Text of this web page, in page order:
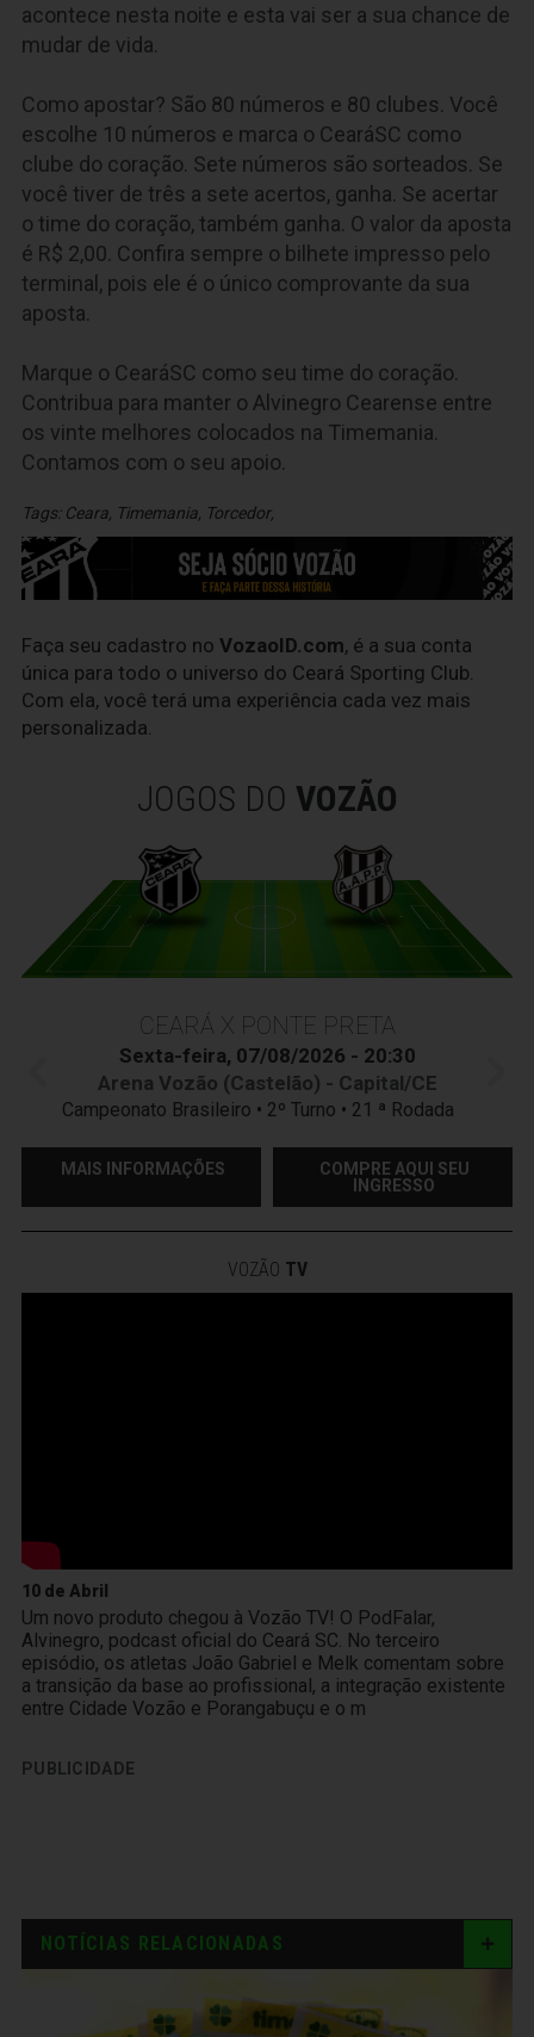
acontece nesta noite e esta vai ser a sua chance de
mudar de vida.
Como apostar? São 80 números e 80 clubes. Você
escolhe 10 números e marca o CearáSC como
clube do coração. Sete números são sorteados. Se
você tiver de três a sete acertos, ganha. Se acertar
o time do coração, também ganha. O valor da aposta
é R$ 2,00. Confira sempre o bilhete impresso pelo
terminal, pois ele é o único comprovante da sua
aposta.
Marque o CearáSC como seu time do coração.
Contribua para manter o Alvinegro Cearense entre
os vinte melhores colocados na Timemania.
Contamos com o seu apoio.
Tags: Ceara, Timemania, Torcedor,
Faça seu cadastro no VozaoID.com, é a sua conta
única para todo o universo do Ceará Sporting Club.
Com ela, você terá uma experiência cada vez mais
personalizada.
JOGOS DO VOZÃO
CEARÁ X PONTE PRETA
Sexta-feira, 07/08/2026 - 20:30
Arena Vozão (Castelão) - Capital/CE
Campeonato Brasileiro • 2º Turno • 21 ª Rodada
MAIS INFORMAÇÕES
COMPRE AQUI SEU
INGRESSO
VOZÃO TV
10 de Abril
Um novo produto chegou à Vozão TV! O PodFalar,
Alvinegro, podcast oficial do Ceará SC. No terceiro
episódio, os atletas João Gabriel e Melk comentam sobre
a transição da base ao profissional, a integração existente
entre Cidade Vozão e Porangabuçu e o m
PUBLICIDADE
NOTÍCIAS RELACIONADAS